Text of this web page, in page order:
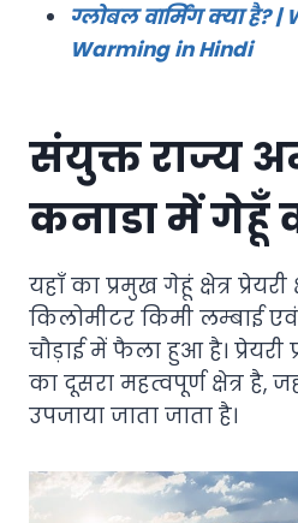
ग्लोबल वार्मिंग क्या है?
Warming in Hindi
संयुक्त राज्य
कनाडा में गेहूँ
यहाँ का प्रमुख गेहूं क्षेत्र प्रेयरी
किलोमीटर किमी लम्बाई
चौड़ाई में फैला हुआ है। प्रेयरी
का दूसरा महत्वपूर्ण क्षेत्र है,
उपजाया जाता जाता है।